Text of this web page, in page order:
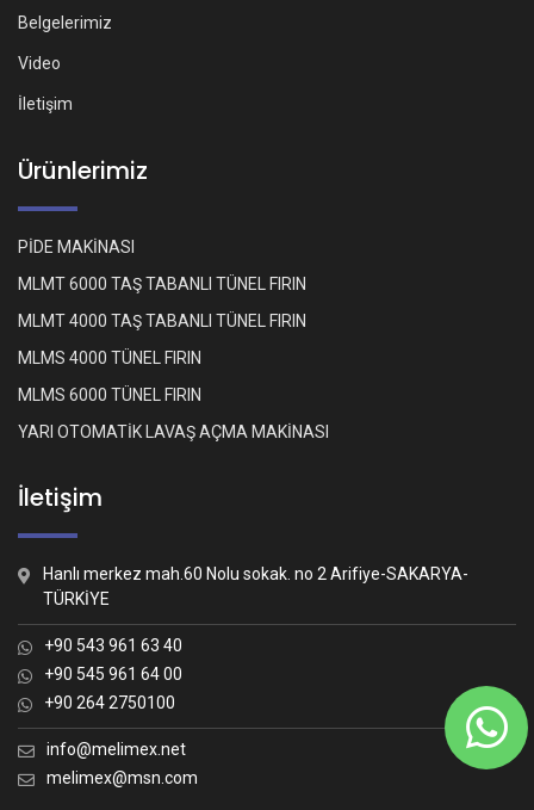
Belgelerimiz
Video
İletişim
Ürünlerimiz
PİDE MAKİNASI
MLMT 6000 TAŞ TABANLI TÜNEL FIRIN
MLMT 4000 TAŞ TABANLI TÜNEL FIRIN
MLMS 4000 TÜNEL FIRIN
MLMS 6000 TÜNEL FIRIN
YARI OTOMATİK LAVAŞ AÇMA MAKİNASI
İletişim
Hanlı merkez mah.60 Nolu sokak. no 2 Arifiye-SAKARYA-
TÜRKİYE
+90 543 961 63 40
+90 545 961 64 00
+90 264 2750100
info@melimex.net
melimex@msn.com
Nasıl yardımcı olabiliriz?